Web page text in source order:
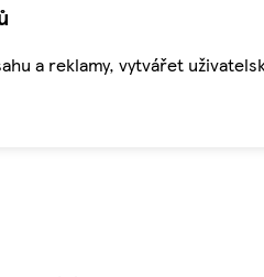
a reklamy, vytvářet